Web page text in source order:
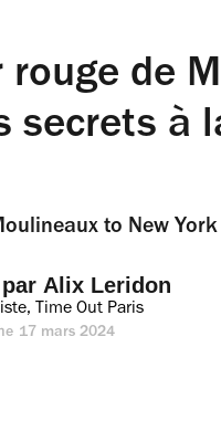
rouge de
secrets à
to New
Alix Leridon
Time Out Paris
17 mars 2024